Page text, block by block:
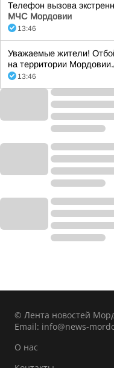
Телефон вызова
МЧС Мордовии
13:46
Уважаемые жители!
на территории
13:46
© Лента новостей
Email: info@news-
О нас